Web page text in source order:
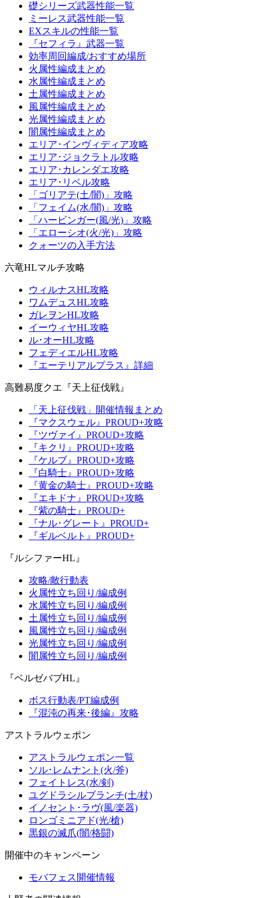
礎シリーズ武器性能一覧
ミーレス武器性能一覧
EXスキルの性能一覧
『セフィラ』武器一覧
効率周回編成/おすすめ場所
火属性編成まとめ
水属性編成まとめ
土属性編成まとめ
風属性編成まとめ
光属性編成まとめ
闇属性編成まとめ
エリア･インヴィディア攻略
エリア･ジョクラトル攻略
エリア･カレンダエ攻略
エリア･リベル攻略
「ゴリアテ(土/闇)」攻略
「フェイム(水/闇)」攻略
「ハービンガー(風/光)」攻略
「エローシオ(火/光)」攻略
クォーツの入手方法
六竜HLマルチ攻略
ウィルナスHL攻略
ワムデュスHL攻略
ガレヲンHL攻略
イーウィヤHL攻略
ル･オーHL攻略
フェディエルHL攻略
『エーテリアルプラス』詳細
高難易度クエ『天上征伐戦』
「天上征伐戦」開催情報まとめ
『マクスウェル』PROUD+攻略
『ツヴァイ』PROUD+攻略
『キクリ』PROUD+攻略
『ケルブ』PROUD+攻略
『白騎士』PROUD+攻略
『黄金の騎士』PROUD+攻略
『エキドナ』PROUD+攻略
『紫の騎士』PROUD+
『ナル･グレート』PROUD+
『ギルベルト』PROUD+
『ルシファーHL』
攻略/敵行動表
火属性立ち回り/編成例
水属性立ち回り/編成例
土属性立ち回り/編成例
風属性立ち回り/編成例
光属性立ち回り/編成例
闇属性立ち回り/編成例
『ベルゼバブHL』
ボス行動表/PT編成例
『混沌の再来･後編』攻略
アストラルウェポン
アストラルウェポン一覧
ソル･レムナント(火/斧)
フェイトレス(水/剣)
ユグドラシルブランチ(土/杖)
イノセント･ラヴ(風/楽器)
ロンゴミニアド(光/槍)
黒銀の滅爪(闇/格闘)
開催中のキャンペーン
モバフェス開催情報